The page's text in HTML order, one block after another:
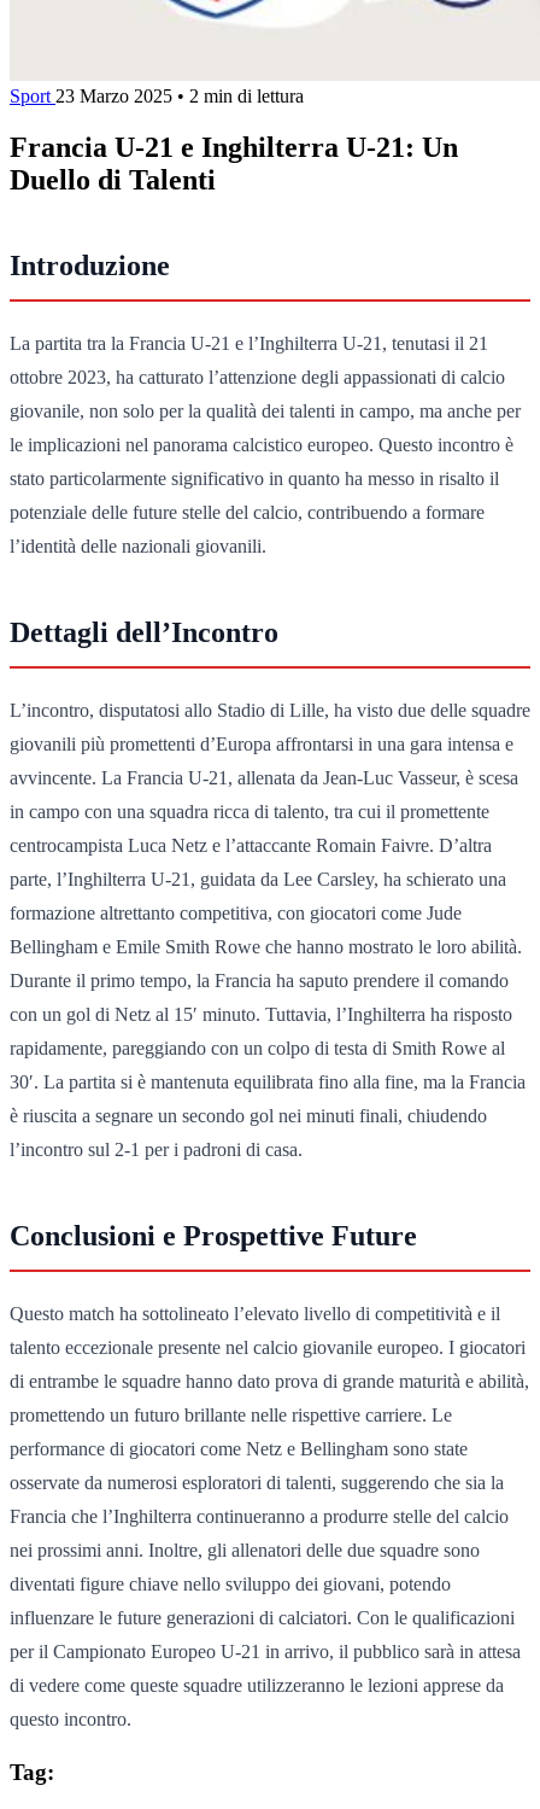
Sport 23 Marzo 2025 • 2 min di lettura
Francia U-21 e Inghilterra U-21: Un
Duello di Talenti
Introduzione
La partita tra la Francia U-21 e l’Inghilterra U-21, tenutasi il 21
ottobre 2023, ha catturato l’attenzione degli appassionati di calcio
giovanile, non solo per la qualità dei talenti in campo, ma anche per
le implicazioni nel panorama calcistico europeo. Questo incontro è
stato particolarmente significativo in quanto ha messo in risalto il
potenziale delle future stelle del calcio, contribuendo a formare
l’identità delle nazionali giovanili.
Dettagli dell’Incontro
L’incontro, disputatosi allo Stadio di Lille, ha visto due delle squadre
giovanili più promettenti d’Europa affrontarsi in una gara intensa e
avvincente. La Francia U-21, allenata da Jean-Luc Vasseur, è scesa
in campo con una squadra ricca di talento, tra cui il promettente
centrocampista Luca Netz e l’attaccante Romain Faivre. D’altra
parte, l’Inghilterra U-21, guidata da Lee Carsley, ha schierato una
formazione altrettanto competitiva, con giocatori come Jude
Bellingham e Emile Smith Rowe che hanno mostrato le loro abilità.
Durante il primo tempo, la Francia ha saputo prendere il comando
con un gol di Netz al 15′ minuto. Tuttavia, l’Inghilterra ha risposto
rapidamente, pareggiando con un colpo di testa di Smith Rowe al
30′. La partita si è mantenuta equilibrata fino alla fine, ma la Francia
è riuscita a segnare un secondo gol nei minuti finali, chiudendo
l’incontro sul 2-1 per i padroni di casa.
Conclusioni e Prospettive Future
Questo match ha sottolineato l’elevato livello di competitività e il
talento eccezionale presente nel calcio giovanile europeo. I giocatori
di entrambe le squadre hanno dato prova di grande maturità e abilità,
promettendo un futuro brillante nelle rispettive carriere. Le
performance di giocatori come Netz e Bellingham sono state
osservate da numerosi esploratori di talenti, suggerendo che sia la
Francia che l’Inghilterra continueranno a produrre stelle del calcio
nei prossimi anni. Inoltre, gli allenatori delle due squadre sono
diventati figure chiave nello sviluppo dei giovani, potendo
influenzare le future generazioni di calciatori. Con le qualificazioni
per il Campionato Europeo U-21 in arrivo, il pubblico sarà in attesa
di vedere come queste squadre utilizzeranno le lezioni apprese da
questo incontro.
Tag: